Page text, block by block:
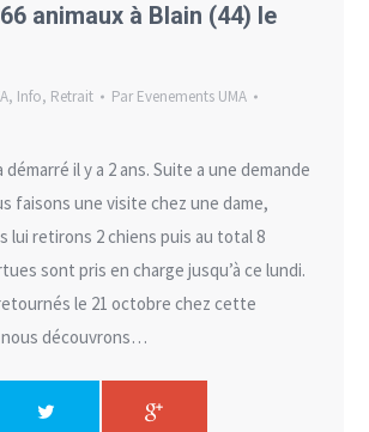
animaux à Blain (44) le
, Info, Retrait Par Evenements UMA
il y a 2 ans. Suite a une demande
faisons une visite chez une dame,
lui retirons 2 chiens puis au total 8
sont pris en charge jusqu’à ce lundi.
le 21 octobre chez cette
découvrons…